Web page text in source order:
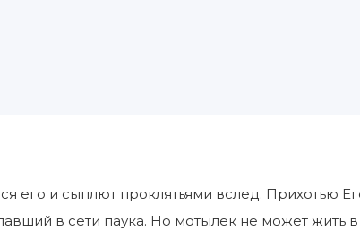
его и сыплют проклятьями вслед. Прихотью
в сети паука. Но мотылек не может жить